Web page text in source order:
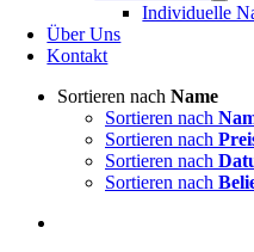
Individuelle
Über Uns
Kontakt
Sortieren nach Name
Sortieren nach
Sortieren nach
Sortieren nach
Sortieren nach